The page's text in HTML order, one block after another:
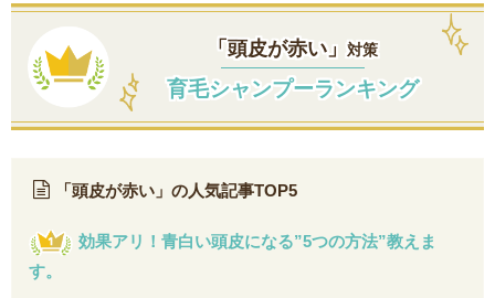
「頭皮が赤い」 対策
育毛シャンプーランキング
「頭皮が赤い」の人気記事TOP5
効果アリ！青白い頭皮になる”5つの方法”教えま
す。